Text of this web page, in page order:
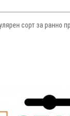
сорт за ранно